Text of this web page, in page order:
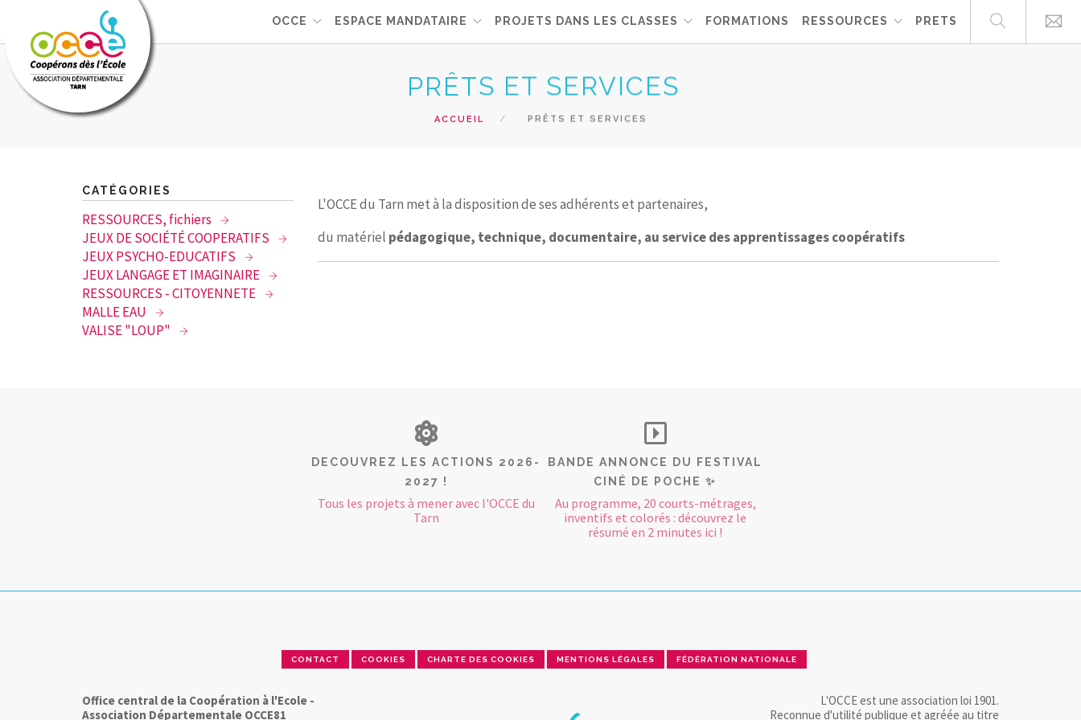
OCCE ESPACE MANDATAIRE PROJETS DANS LES CLASSES FORMATIONS RESSOURCES PRETS
PRÊTS ET SERVICES
ACCUEIL PRÊTS ET SERVICES
CATÉGORIES
RESSOURCES, fichiers
JEUX DE SOCIÉTÉ COOPERATIFS
JEUX PSYCHO-EDUCATIFS
JEUX LANGAGE ET IMAGINAIRE
RESSOURCES - CITOYENNETE
MALLE EAU
VALISE "LOUP"
L'OCCE du Tarn met à la disposition de ses adhérents et partenaires,
du matériel pédagogique, technique, documentaire, au service des apprentissages coopératifs
DECOUVREZ LES ACTIONS 2026-
2027 !
Tous les projets à mener avec l'OCCE du
Tarn
BANDE ANNONCE DU FESTIVAL
CINÉ DE POCHE ✨
Au programme, 20 courts-métrages,
inventifs et colorés : découvrez le
résumé en 2 minutes ici !
CONTACT COOKIES CHARTE DES COOKIES MENTIONS LÉGALES FÉDÉRATION NATIONALE
Office central de la Coopération à l'Ecole -
Association Départementale OCCE81
L'OCCE est une association loi 1901.
Reconnue d'utilité publique et agréée au titre